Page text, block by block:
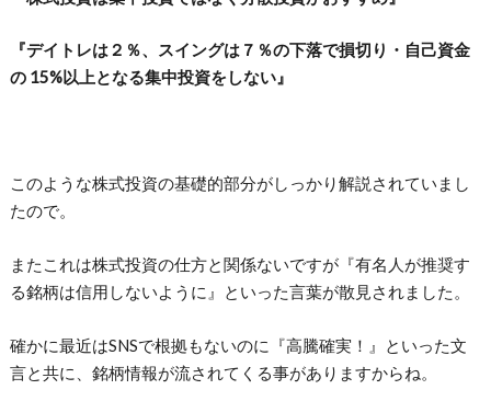
『デイトレは２％、スイングは７％の下落で損切り・自己資金
の 15%以上となる集中投資をしない』
このような株式投資の基礎的部分がしっかり解説されていまし
たので。
またこれは株式投資の仕方と関係ないですが『有名人が推奨す
る銘柄は信用しないように』といった言葉が散見されました。
確かに最近はSNSで根拠もないのに『高騰確実！』といった文
言と共に、銘柄情報が流されてくる事がありますからね。